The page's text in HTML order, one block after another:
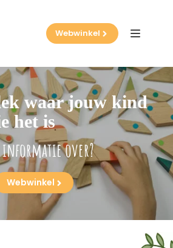
Webwinkel
waar jouw kind
het is
over?
Webwinkel